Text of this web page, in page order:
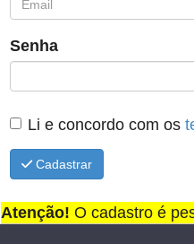
Senha
Li e concordo com os
Cadastrar
Atenção! O cadastro é